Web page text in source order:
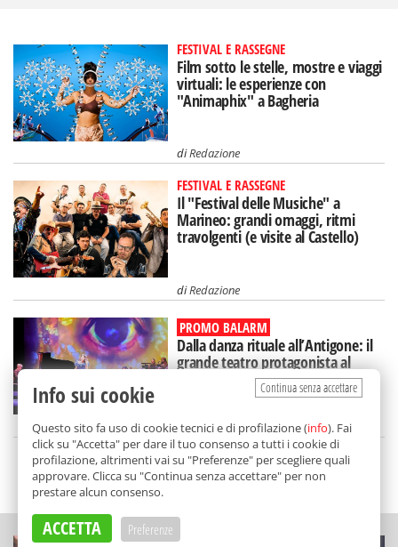
FESTIVAL E RASSEGNE
Film sotto le stelle, mostre e viaggi
virtuali: le esperienze con
"Animaphix" a Bagheria
diRedazione
FESTIVAL E RASSEGNE
Il "Festival delle Musiche" a
Marineo: grandi omaggi, ritmi
travolgenti (e visite al Castello)
diRedazione
PROMO BALARM
Dalla danza rituale all’Antigone: il
grande teatro protagonista al
"Segesta Festival"
diRedazione
SCELTO DA BALARM
Continua senza accettare
Info sui cookie
Questo sito fa uso di cookie tecnici e di profilazione (info). Fai
click su "Accetta" per dare il tuo consenso a tutti i cookie di
profilazione, altrimenti vai su "Preferenze" per scegliere quali
approvare. Clicca su "Continua senza accettare" per non
prestare alcun consenso.
ACCETTA Preferenze